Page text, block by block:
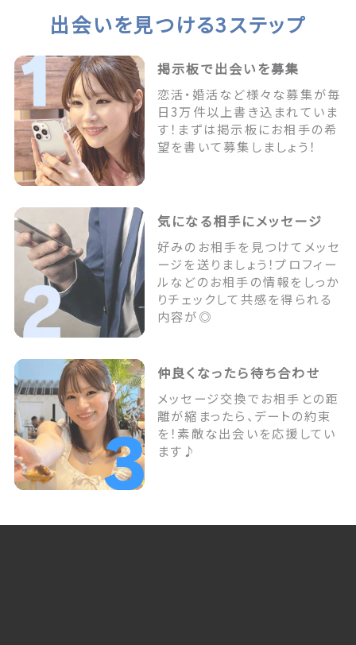
出会いを見つける3ステップ
掲示板で出会いを募集
恋活・婚活など様々な募集が毎
日3万件以上書き込まれていま
す！まずは掲示板にお相手の希
望を書いて募集しましょう！
気になる相手にメッセージ
好みのお相手を見つけてメッセ
ージを送りましょう！プロフィー
ルなどのお相手の情報をしっか
りチェックして共感を得られる
内容が◎
仲良くなったら待ち合わせ
メッセージ交換でお相手との距
離が縮まったら、デートの約束
を！素敵な出会いを応援してい
ます♪